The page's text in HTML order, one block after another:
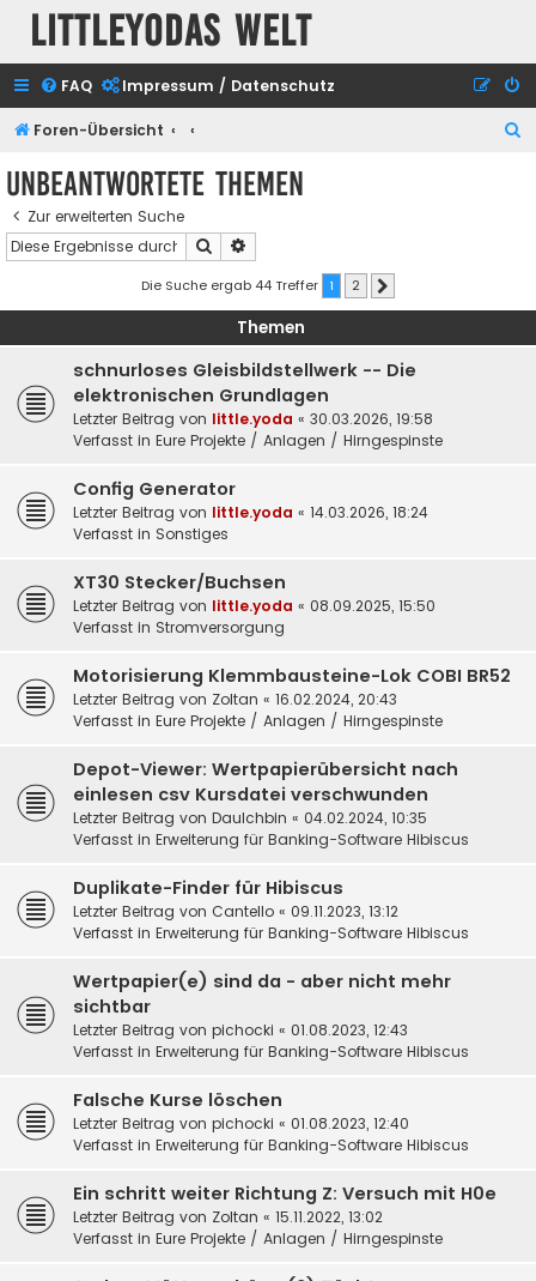
Littleyodas Welt
FAQ Impressum / Datenschutz
Foren-Übersicht
Unbeantwortete Themen
Zur erweiterten Suche
Suche
Die Suche ergab 44 Treffer 1 2
Themen
schnurloses Gleisbildstellwerk -- Die
elektronischen Grundlagen
Letzter Beitrag von little.yoda « 30.03.2026, 19:58
Verfasst in Eure Projekte / Anlagen / Hirngespinste
Config Generator
Letzter Beitrag von little.yoda « 14.03.2026, 18:24
Verfasst in Sonstiges
XT30 Stecker/Buchsen
Letzter Beitrag von little.yoda « 08.09.2025, 15:50
Verfasst in Stromversorgung
Motorisierung Klemmbausteine-Lok COBI BR52
Letzter Beitrag von Zoltan « 16.02.2024, 20:43
Verfasst in Eure Projekte / Anlagen / Hirngespinste
Depot-Viewer: Wertpapierübersicht nach
einlesen csv Kursdatei verschwunden
Letzter Beitrag von DauIchbin « 04.02.2024, 10:35
Verfasst in Erweiterung für Banking-Software Hibiscus
Duplikate-Finder für Hibiscus
Letzter Beitrag von Cantello « 09.11.2023, 13:12
Verfasst in Erweiterung für Banking-Software Hibiscus
Wertpapier(e) sind da - aber nicht mehr
sichtbar
Letzter Beitrag von pichocki « 01.08.2023, 12:43
Verfasst in Erweiterung für Banking-Software Hibiscus
Falsche Kurse löschen
Letzter Beitrag von pichocki « 01.08.2023, 12:40
Verfasst in Erweiterung für Banking-Software Hibiscus
Ein schritt weiter Richtung Z: Versuch mit H0e
Letzter Beitrag von Zoltan « 15.11.2022, 13:02
Verfasst in Eure Projekte / Anlagen / Hirngespinste